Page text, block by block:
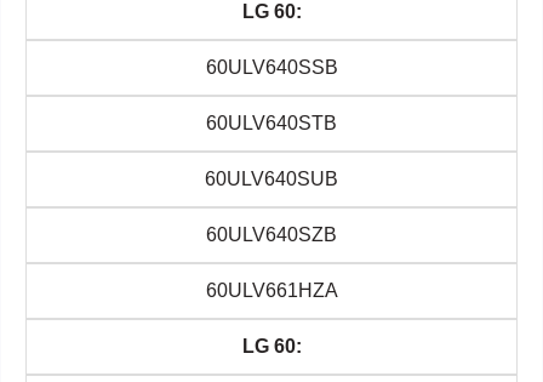
LG 60:
60ULV640SSB
60ULV640STB
60ULV640SUB
60ULV640SZB
60ULV661HZA
LG 60: